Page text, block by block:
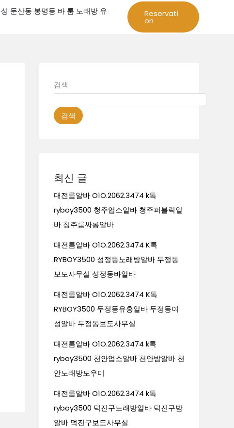
둔산동 봉명동 바 룸 노래방 유
Reservati
on
검색
검색
최신 글
대전룸알바 O1O.2062.3474 k톡
ryboy3500 청주업소알바 청주퍼블릭알
바 청주룸싸롱알바
대전룸알바 O1O.2062.3474 K톡
RYBOY3500 성정동노래방알바 두정동
보도사무실 성정동바알바
대전룸알바 O1O.2062.3474 K톡
RYBOY3500 두정동유흥알바 두정동여
성알바 두정동보도사무실
대전룸알바 O1O.2062.3474 k톡
ryboy3500 천안업소알바 천안밤알바 천
안노래방도우미
대전룸알바 O1O.2062.3474 k톡
ryboy3500 덕진구노래방알바 덕진구밤
알바 덕진구보도사무실